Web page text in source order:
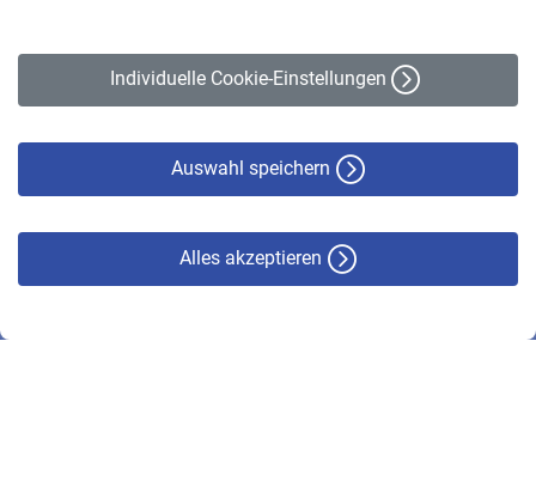
Individuelle Cookie-Einstellungen
Auswahl speichern
Alles akzeptieren
Erklärung zur Barrierefreiheit
© VBL 2026